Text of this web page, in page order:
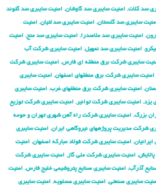
سد کلات, امنیت سایبری سد گاوشان, امنیت سایبری سد گتوند
سایبری سد گلستان, امنیت سایبری سد لتیان, امنیت
, امنیت سایبری سد ملاصدرا, امنیت سایبری سد منج, امنیت
, امنیت سایبری سد نمهیل, امنیت سایبری شركت آب
سایبری شركت برق منطقه ای فارس, امنیت سایبری شركت
امنیت سایبری شركت برق منطقهای اصفهان, امنیت سایبری
, امنیت سایبری شركت برق منطقهای غرب, امنیت سایبری
یزد, امنیت سایبری شركت توانیر , امنیت سایبری شركت توزیع
بزرگ, امنیت سایبری شركت راه آهن شهری تهران و حومه
شركت مدیریت پروژههای نیروگاهی ایران, امنیت سایبری
, امنیت سایبری شرکت فولاد مبارکه اصفهان, امنیت
, امنیت سایبری شرکت ملی گاز , امنیت سایبری شرکت
آذرآب, امنیت سایبری صنایع پتروشیمی خلیج فارس, امنیت
سایبری صنعتی, امنیت سایبری عسلویه, امنیت سایبری